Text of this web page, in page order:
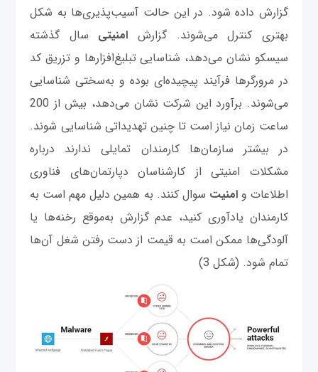
گزارش داده شود. در این حالت آسیب‌پذیری‌ها به شکل
بهتری کنترل می‌شوند. گزارش امنیتی سال گذشته
سیسکو نشان می‌دهد، شناسایی تبلیغ‌افزارها و تزریق کد
در مرورگرها فرآیند پیچیده‌ای بوده و به‌سختی شناسایی
می‌شوند. برآورد این شرکت نشان می‌دهد، بیش از 200
ساعت زمان نیاز است تا چنین تهدیداتی شناسایی شوند.
در بیشتر سازمان‌ها کارمندان تمایلی ندارند درباره
مشکلات امنیتی از کارشناسان دپارتمان‌های فناوری
اطلاعات وامنیت سوال کنند. به همین دلیل مهم است به
کارمندان یادآوری کنید، عدم گزارش به‌موقع رخنه‌ها یا
آلودگی‌ها ممکن است به قیمت از دست رفتن شغل آن‌ها
تمام شود. (شکل 3)